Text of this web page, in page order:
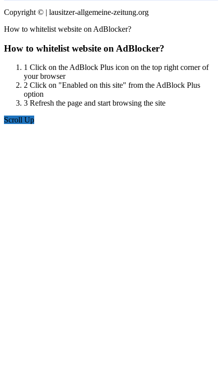
Copyright © | lausitzer-allgemeine-zeitung.org
How to whitelist website on AdBlocker?
How to whitelist website on AdBlocker?
1 Click on the AdBlock Plus icon on the top right corner of
your browser
2 Click on "Enabled on this site" from the AdBlock Plus
option
3 Refresh the page and start browsing the site
Scroll Up